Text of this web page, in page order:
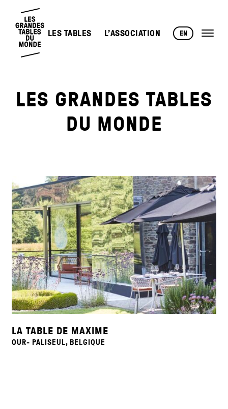
LES TABLES L’ASSOCIATION EN
LES GRANDES TABLES
DU MONDE
LA TABLE DE MAXIME
OUR- PALISEUL, BELGIQUE